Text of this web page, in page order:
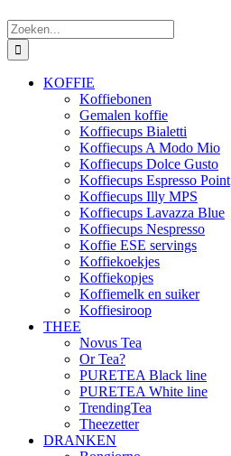
Zoeken
naar:
KOFFIE
Koffiebonen
Gemalen koffie
Koffiecups Bialetti
Koffiecups A Modo Mio
Koffiecups Dolce Gusto
Koffiecups Espresso Point
Koffiecups Illy MPS
Koffiecups Lavazza Blue
Koffiecups Nespresso
Koffie ESE servings
Koffiekoekjes
Koffiekopjes
Koffiemelk en suiker
Koffiesiroop
THEE
Novus Tea
Or Tea?
PURETEA Black line
PURETEA White line
TrendingTea
Theezetter
DRANKEN